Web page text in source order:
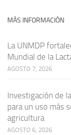
MÁS INFORMACIÓN
La UNMDP
Mundial de la
AGOSTO 7, 2026
Investigación de
para un uso más
agricultura
AGOSTO 6, 2026